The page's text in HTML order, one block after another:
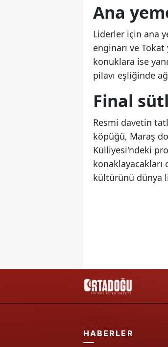
Ana
Liderler için ana
enginarı ve
konuklara ise
pilavı eşliğinde
Final
Resmi davetin
köpüğü, Maraş
Külliyesi'ndeki
kültürünü dünya
HABERLER